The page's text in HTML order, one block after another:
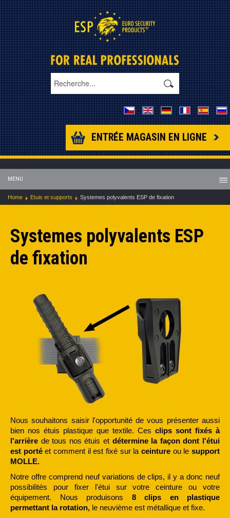
ENTRÉE MAGASIN EN LIGNE
MENU
Home Etuis et supports Systemes polyvalents ESP de fixation
Systemes polyvalents ESP
de fixation
Nous souhaitons saisir l'opportunité de vous présenter aussi
bien nos étuis plastique que textile. Ces clips sont fixés à
l'arrière de tous nos étuis et détermine la façon dont l'étui
est portéet comment il est fixé sur laceinture ou lesupport
MOLLE.
Notre offre comprend neuf variations de clips, il y a donc neuf
possibilités pour fixer l'étui sur votre ceinture ou votre
équipement. Nous produisons 8 clips en plastique
permettant la rotation, le neuvième est métallique et fixe.